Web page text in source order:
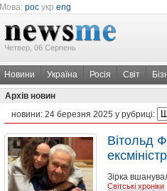
Мова: рос укр eng
Четвер, 06 Серпень
Новини Україна Росія Світ
Архів новин
новини: 24 березня 2025 у рубриці:
Вітольд
Зірка
Світські хроніки